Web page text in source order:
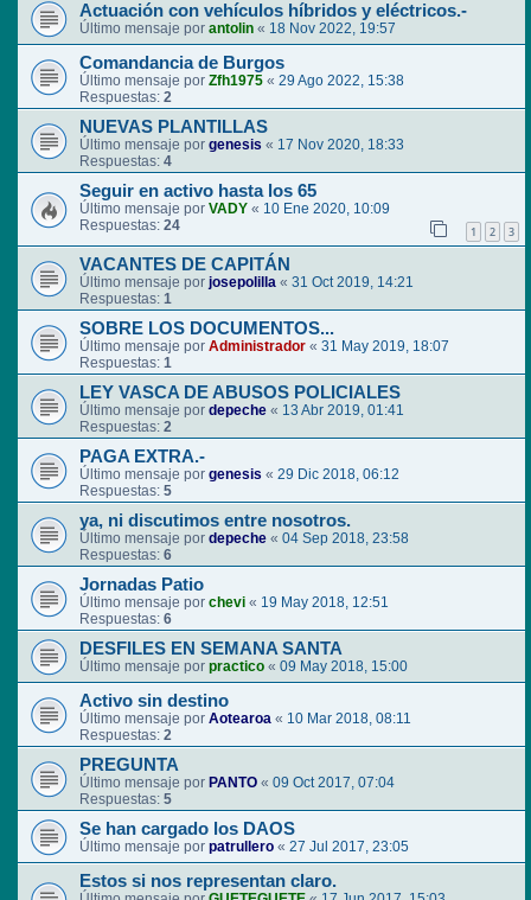
Actuación con vehículos híbridos y eléctricos.-
Último mensaje por antolin « 18 Nov 2022, 19:57
Comandancia de Burgos
Último mensaje por Zfh1975 « 29 Ago 2022, 15:38
Respuestas: 2
NUEVAS PLANTILLAS
Último mensaje por genesis « 17 Nov 2020, 18:33
Respuestas: 4
Seguir en activo hasta los 65
Último mensaje por VADY « 10 Ene 2020, 10:09
Respuestas: 24 1 2 3
VACANTES DE CAPITÁN
Último mensaje por josepolilla « 31 Oct 2019, 14:21
Respuestas: 1
SOBRE LOS DOCUMENTOS...
Último mensaje por Administrador « 31 May 2019, 18:07
Respuestas: 1
LEY VASCA DE ABUSOS POLICIALES
Último mensaje por depeche « 13 Abr 2019, 01:41
Respuestas: 2
PAGA EXTRA.-
Último mensaje por genesis « 29 Dic 2018, 06:12
Respuestas: 5
ya, ni discutimos entre nosotros.
Último mensaje por depeche « 04 Sep 2018, 23:58
Respuestas: 6
Jornadas Patio
Último mensaje por chevi « 19 May 2018, 12:51
Respuestas: 6
DESFILES EN SEMANA SANTA
Último mensaje por practico « 09 May 2018, 15:00
Activo sin destino
Último mensaje por Aotearoa « 10 Mar 2018, 08:11
Respuestas: 2
PREGUNTA
Último mensaje por PANTO « 09 Oct 2017, 07:04
Respuestas: 5
Se han cargado los DAOS
Último mensaje por patrullero « 27 Jul 2017, 23:05
Estos si nos representan claro.